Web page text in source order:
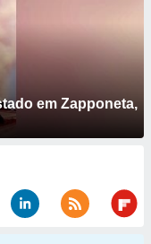
em Zapponeta,